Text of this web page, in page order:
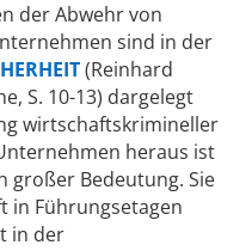
der Abwehr von
sind in der
(Reinhard
S. 10-13) dargelegt
wirtschaftskrimineller
heraus ist
großer Bedeutung. Sie
in Führungsetagen
in der